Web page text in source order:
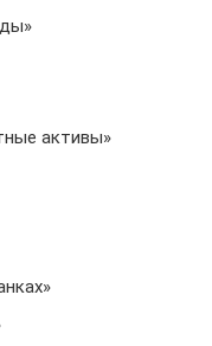
активы»